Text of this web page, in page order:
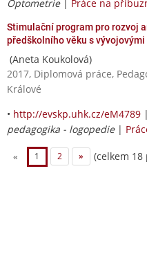
Optometrie| Práce na
Stimulační program pro rozvoj
předškolního věku s
(Aneta Koukolová)
2017, Diplomová práce,
Králové
• http://evskp.uhk.cz/eM4789 |
pedagogika - logopedie|
« 1 2 » (celkem 18